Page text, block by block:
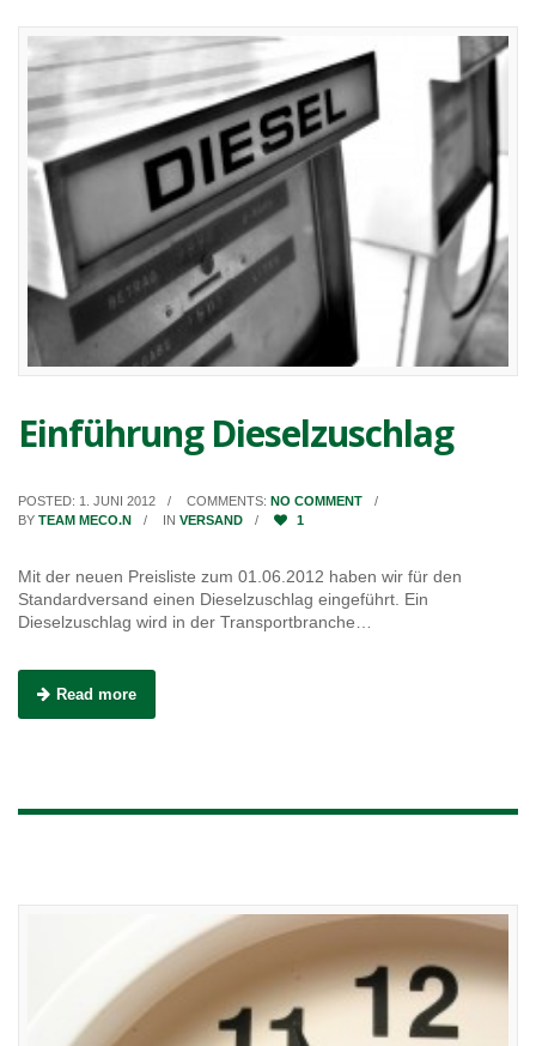
Einführung Dieselzuschlag
POSTED: 1. JUNI 2012 COMMENTS: NO COMMENT
BY TEAM MECO.N IN VERSAND 1
Mit der neuen Preisliste zum 01.06.2012 haben wir für den
Standardversand einen Dieselzuschlag eingeführt. Ein
Dieselzuschlag wird in der Transportbranche…
Read more